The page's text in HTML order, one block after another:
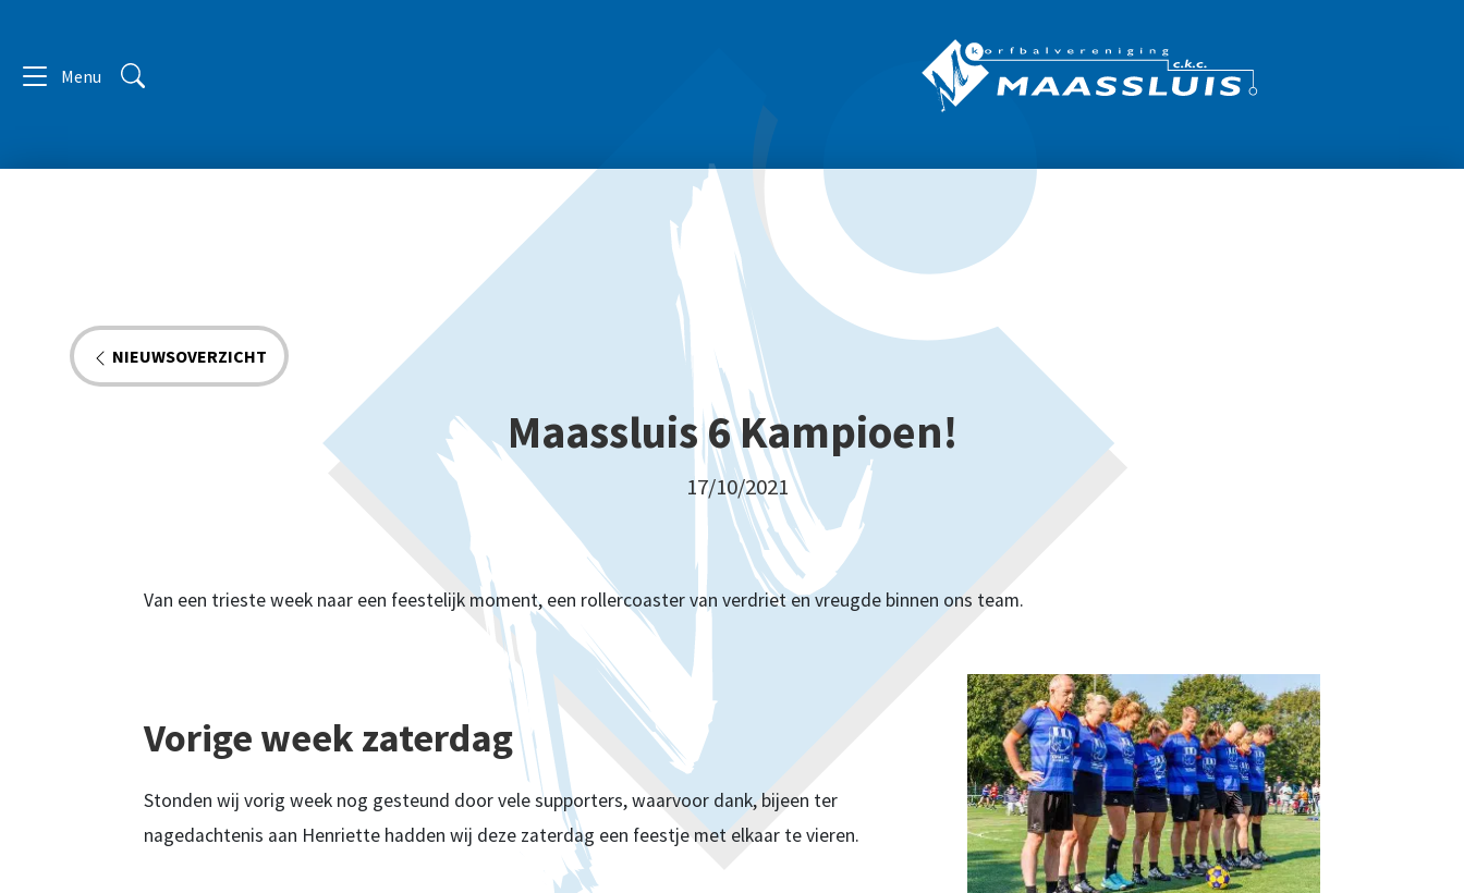
Menu
NIEUWSOVERZICHT
Maassluis 6 Kampioen!
17/10/2021
Van een trieste week naar een feestelijk moment, een rollercoaster van verdriet en vreugde binnen ons team.
Vorige week zaterdag
Stonden wij vorig week nog gesteund door vele supporters, waarvoor dank, bijeen ter
nagedachtenis aan Henriette hadden wij deze zaterdag een feestje met elkaar te vieren.